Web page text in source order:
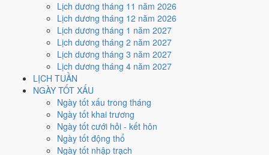
Lịch dương tháng 11 năm 2026
Lịch dương tháng 12 năm 2026
Lịch dương tháng 1 năm 2027
Lịch dương tháng 2 năm 2027
Lịch dương tháng 3 năm 2027
Lịch dương tháng 4 năm 2027
LỊCH TUẦN
NGÀY TỐT XẤU
Ngày tốt xấu trong tháng
Ngày tốt khai trương
Ngày tốt cưới hỏi - kết hôn
Ngày tốt động thổ
Ngày tốt nhập trạch
(Giáp Tý) tốt hay xấu?
Ngày 16/1/2021 dương lịch (Thứ Bảy) là ngày 4/12/2020 âm lịch
Giáp Tý- Chi sinh Can, Trực Bế, Sao Đê, nạp âm Hải Trung
Kim. Tổng hòa, đây làNgày Đại Hungvới điểm trung bình
các việc quan trọng. Giờ Hoàng Đạo trong ngày:
Thân, Dậu.
Ngày Dương
Tháng 1 năm 2021